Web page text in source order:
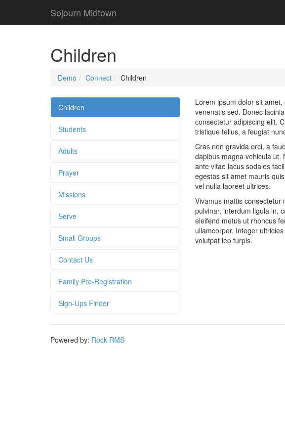
Sojourn Midtown
Children
Demo Connect Children
Children
Students
Adults
Prayer
Missions
Serve
Small Groups
Contact Us
Family Pre-Registration
Sign-Ups Finder
Lorem ipsum dolor sit
venenatis sed. Donec
consectetur adipiscing elit.
tristique tellus, a feugiat
Cras non gravida orci, a
dapibus magna vehicula ut.
ante vitae lacus sodales
egestas sit amet mauris
vel nulla laoreet ultrices.
Vivamus mattis consectetur
pulvinar, interdum ligula in,
eleifend metus ut rhoncus
ullamcorper. Integer
volutpat leo turpis.
Powered by: Rock RMS